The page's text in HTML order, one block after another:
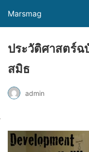
Marsmag
ประวัติศาสตร์ฉ
สมิธ
admin